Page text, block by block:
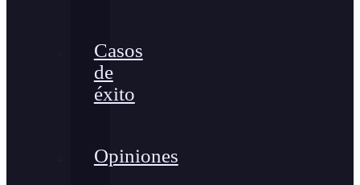
Casos
de
éxito
Opiniones